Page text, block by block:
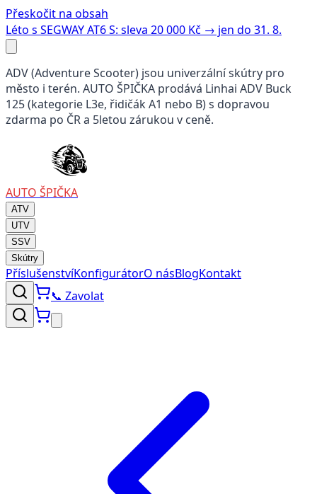
Přeskočit na obsah
Léto s SEGWAY AT6 S: sleva 20 000 Kč → jen do 31. 8.
ADV (Adventure Scooter) jsou univerzální skútry pro
město i terén. AUTO ŠPIČKA prodává Linhai ADV Buck
125 (kategorie L3e, řidičák A1 nebo B) s dopravou
zdarma po ČR a 5letou zárukou v ceně.
AUTO ŠPIČKA
ATV
UTV
SSV
Skútry
PříslušenstvíKonfigurátorO násBlogKontakt
📞 Zavolat